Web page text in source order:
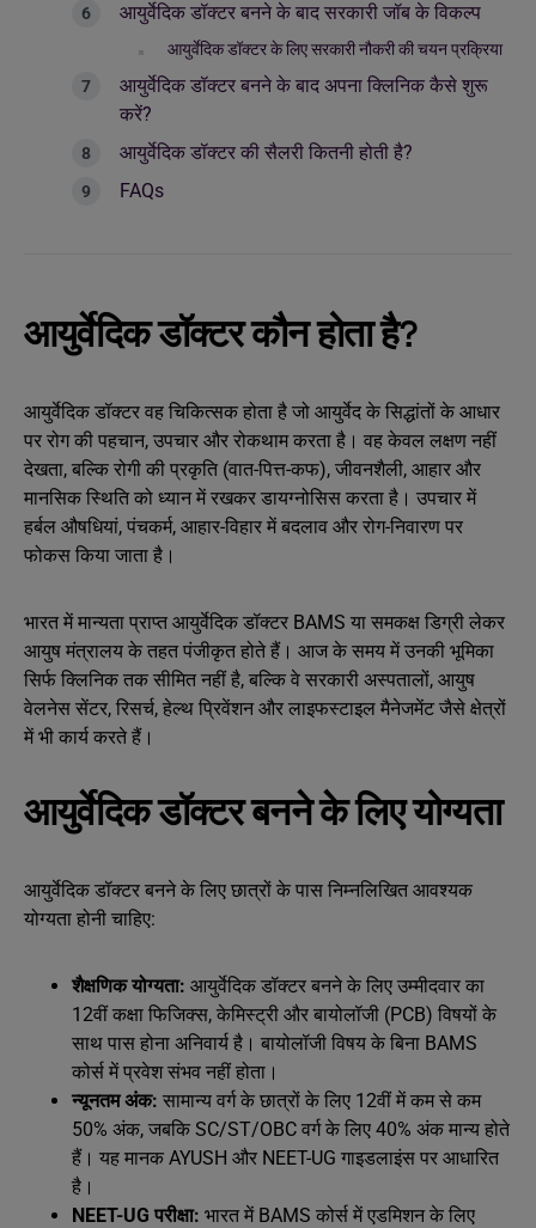
आयुर्वेदिक डॉक्टर बनने के बाद सरकारी जॉब के विकल्प
आयुर्वेदिक डॉक्टर के लिए सरकारी नौकरी की चयन प्रक्रिया
आयुर्वेदिक डॉक्टर बनने के बाद अपना क्लिनिक कैसे शुरू
करें?
आयुर्वेदिक डॉक्टर की सैलरी कितनी होती है?
FAQs
आयुर्वेदिक डॉक्टर कौन होता है?
आयुर्वेदिक डॉक्टर वह चिकित्सक होता है जो आयुर्वेद के सिद्धांतों के आधार
पर रोग की पहचान, उपचार और रोकथाम करता है। वह केवल लक्षण नहीं
देखता, बल्कि रोगी की प्रकृति (वात-पित्त-कफ), जीवनशैली, आहार और
मानसिक स्थिति को ध्यान में रखकर डायग्नोसिस करता है। उपचार में
हर्बल औषधियां, पंचकर्म, आहार-विहार में बदलाव और रोग-निवारण पर
फोकस किया जाता है।
भारत में मान्यता प्राप्त आयुर्वेदिक डॉक्टर BAMS या समकक्ष डिग्री लेकर
आयुष मंत्रालय के तहत पंजीकृत होते हैं। आज के समय में उनकी भूमिका
सिर्फ क्लिनिक तक सीमित नहीं है, बल्कि वे सरकारी अस्पतालों, आयुष
वेलनेस सेंटर, रिसर्च, हेल्थ प्रिवेंशन और लाइफस्टाइल मैनेजमेंट जैसे क्षेत्रों
में भी कार्य करते हैं।
आयुर्वेदिक डॉक्टर बनने के लिए योग्यता
आयुर्वेदिक डॉक्टर बनने के लिए छात्रों के पास निम्नलिखित आवश्यक
योग्यता होनी चाहिए:
शैक्षणिक योग्यता: आयुर्वेदिक डॉक्टर बनने के लिए उम्मीदवार का
12वीं कक्षा फिजिक्स, केमिस्ट्री और बायोलॉजी (PCB) विषयों के
साथ पास होना अनिवार्य है। बायोलॉजी विषय के बिना BAMS
कोर्स में प्रवेश संभव नहीं होता।
न्यूनतम अंक: सामान्य वर्ग के छात्रों के लिए 12वीं में कम से कम
50% अंक, जबकि SC/ST/OBC वर्ग के लिए 40% अंक मान्य होते
हैं। यह मानक AYUSH और NEET-UG गाइडलाइंस पर आधारित
है।
NEET-UG परीक्षा: भारत में BAMS कोर्स में एडमिशन के लिए